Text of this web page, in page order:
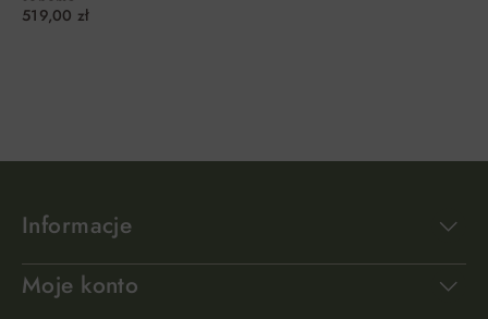
519,00 zł
Informacje
Moje konto